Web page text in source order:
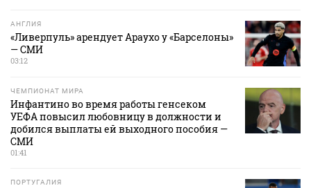
АНГЛИЯ
«Ливерпуль» арендует Араухо у «Барселоны»
— СМИ
03:12
ЧЕМПИОНАТ МИРА
Инфантино во время работы генсеком
УЕФА повысил любовницу в должности и
добился выплаты ей выходного пособия —
СМИ
01:41
ПОРТУГАЛИЯ